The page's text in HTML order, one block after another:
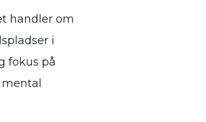
handler om
i
fokus på